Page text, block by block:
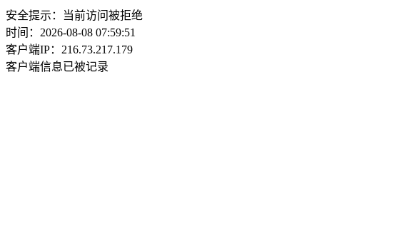
安全提示：当前访问被拒绝
时间：2026-08-08 07:59:51
客户端IP：216.73.217.179
客户端信息已被记录